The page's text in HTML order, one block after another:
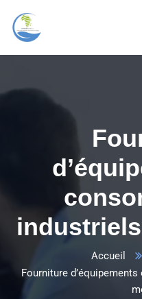
Accueil
Fourniture